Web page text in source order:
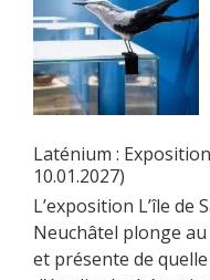
Laténium :
10.01.2027)
L’exposition L’île de
Neuchâtel plonge
et présente de